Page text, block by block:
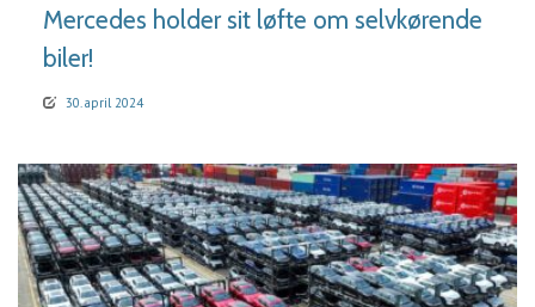
Mercedes holder sit løfte om selvkørende
biler!
30. april 2024